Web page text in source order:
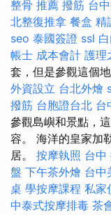
整骨 推薦 撥筋 台
北整復推拿 餐盒 精
seo 泰國簽證 ssl
帳士 成本會計 護理
套，但是參觀這個
外資設立 台北外燴
撥筋 台胞證台北 台
參觀島嶼和景點，
容。 海洋的皇家加
居。 按摩執照 台中
盤 下午茶外燴 台中
桌 學按摩課程 私家
中泰式按摩排毒 茶